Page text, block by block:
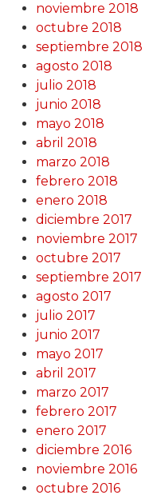
noviembre 2018
octubre 2018
septiembre 2018
agosto 2018
julio 2018
junio 2018
mayo 2018
abril 2018
marzo 2018
febrero 2018
enero 2018
diciembre 2017
noviembre 2017
octubre 2017
septiembre 2017
agosto 2017
julio 2017
junio 2017
mayo 2017
abril 2017
marzo 2017
febrero 2017
enero 2017
diciembre 2016
noviembre 2016
octubre 2016